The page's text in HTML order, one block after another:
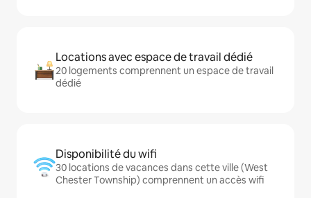
Locations avec espace de travail dédié
20 logements comprennent un espace de travail
dédié
Disponibilité du wifi
30 locations de vacances dans cette ville (West
Chester Township) comprennent un accès wifi